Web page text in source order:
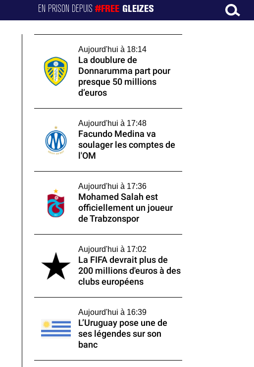
EN PRISON DEPUIS#FREE GLEIZES
Aujourd'hui à 18:14
La doublure de
Donnarumma part pour
presque 50 millions
d’euros
Aujourd'hui à 17:48
Facundo Medina va
soulager les comptes de
l'OM
Aujourd'hui à 17:36
Mohamed Salah est
officiellement un joueur
de Trabzonspor
Aujourd'hui à 17:02
La FIFA devrait plus de
200 millions d'euros à des
clubs européens
Aujourd'hui à 16:39
L’Uruguay pose une de
ses légendes sur son
banc